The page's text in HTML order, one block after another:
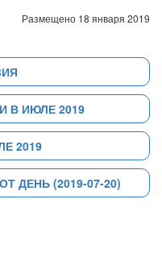
Размещено 18 января 2019
В ИЮЛЕ 2019
2019
ДЕНЬ (2019-07-20)